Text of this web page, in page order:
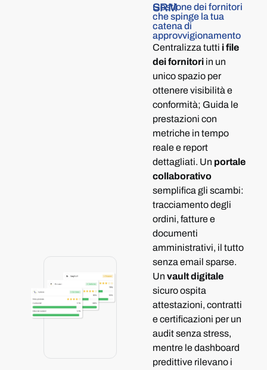
SRM
Gestione dei fornitori
che spinge la tua
catena di
approvvigionamento
Centralizza tutti i file
dei fornitoriin un
unico spazio per
ottenere visibilità e
conformità; Guida le
prestazioni con
metriche in tempo
reale e report
dettagliati. Un portale
collaborativo
semplifica gli scambi:
tracciamento degli
ordini, fatture e
documenti
amministrativi, il tutto
senza email sparse.
Un vault digitale
sicuro ospita
attestazioni, contratti
e certificazioni per un
audit senza stress,
mentre le dashboard
predittive rilevano i